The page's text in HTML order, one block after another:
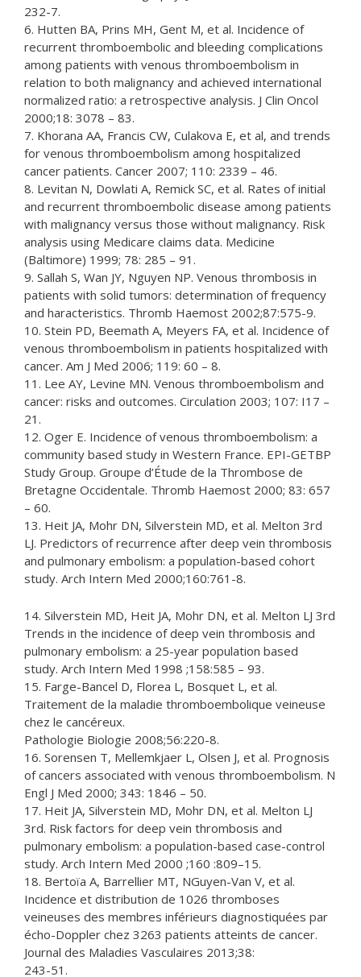
232-7.
6. Hutten BA, Prins MH, Gent M, et al. Incidence of
recurrent thromboembolic and bleeding complications
among patients with venous thromboembolism in
relation to both malignancy and achieved international
normalized ratio: a retrospective analysis. J Clin Oncol
2000;18: 3078 – 83.
7. Khorana AA, Francis CW, Culakova E, et al, and trends
for venous thromboembolism among hospitalized
cancer patients. Cancer 2007; 110: 2339 – 46.
8. Levitan N, Dowlati A, Remick SC, et al. Rates of initial
and recurrent thromboembolic disease among patients
with malignancy versus those without malignancy. Risk
analysis using Medicare claims data. Medicine
(Baltimore) 1999; 78: 285 – 91.
9. Sallah S, Wan JY, Nguyen NP. Venous thrombosis in
patients with solid tumors: determination of frequency
and haracteristics. Thromb Haemost 2002;87:575-9.
10. Stein PD, Beemath A, Meyers FA, et al. Incidence of
venous thromboembolism in patients hospitalized with
cancer. Am J Med 2006; 119: 60 – 8.
11. Lee AY, Levine MN. Venous thromboembolism and
cancer: risks and outcomes. Circulation 2003; 107: I17 –
21.
12. Oger E. Incidence of venous thromboembolism: a
community based study in Western France. EPI-GETBP
Study Group. Groupe d’Étude de la Thrombose de
Bretagne Occidentale. Thromb Haemost 2000; 83: 657
– 60.
13. Heit JA, Mohr DN, Silverstein MD, et al. Melton 3rd
LJ. Predictors of recurrence after deep vein thrombosis
and pulmonary embolism: a population-based cohort
study. Arch Intern Med 2000;160:761-8.
14. Silverstein MD, Heit JA, Mohr DN, et al. Melton LJ 3rd
Trends in the incidence of deep vein thrombosis and
pulmonary embolism: a 25-year population based
study. Arch Intern Med 1998 ;158:585 – 93.
15. Farge-Bancel D, Florea L, Bosquet L, et al.
Traitement de la maladie thromboembolique veineuse
chez le cancéreux.
Pathologie Biologie 2008;56:220-8.
16. Sorensen T, Mellemkjaer L, Olsen J, et al. Prognosis
of cancers associated with venous thromboembolism. N
Engl J Med 2000; 343: 1846 – 50.
17. Heit JA, Silverstein MD, Mohr DN, et al. Melton LJ
3rd. Risk factors for deep vein thrombosis and
pulmonary embolism: a population-based case-control
study. Arch Intern Med 2000 ;160 :809–15.
18. Bertoïa A, Barrellier MT, NGuyen-Van V, et al.
Incidence et distribution de 1026 thromboses
veineuses des membres inférieurs diagnostiquées par
écho-Doppler chez 3263 patients atteints de cancer.
Journal des Maladies Vasculaires 2013;38:
243-51.